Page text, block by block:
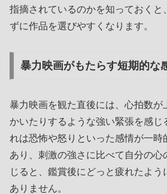
指摘されているのかを知っておくと
ずに作品を選びやすくなります。
暴力映画がもたらす短期的な
暴力映画を観た直後には、心拍数が
かいたりするような強い緊張を感じ
れは恐怖や怒りといった感情が一時
あり、刺激の強さに比べて自分の心
じると、鑑賞後にどっと疲れたよう
ありません。